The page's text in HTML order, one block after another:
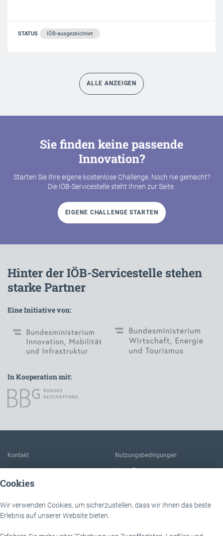
STATUS IÖB-ausgezeichnet
ALLE ANZEIGEN
Sie finden keine passende
Innovation?
Starten Sie Ihre eigene kostenlose Challenge. Noch nie gemacht?
Die IÖB-Servicestelle steht Ihnen zur Seite.
EIGENE CHALLENGE STARTEN
Hinter der IÖB-Servicestelle stehen
starke Partner
Eine Initiative von:
In Kooperation mit:
Cookies
Wir verwenden Cookies, um sicherzustellen, dass wir Ihnen das beste
Erlebnis auf unserer Website bieten.
Kontakt
Impressum
FAQ
Barrierefreiheit
Nutzungsbedingungen
Unser Team